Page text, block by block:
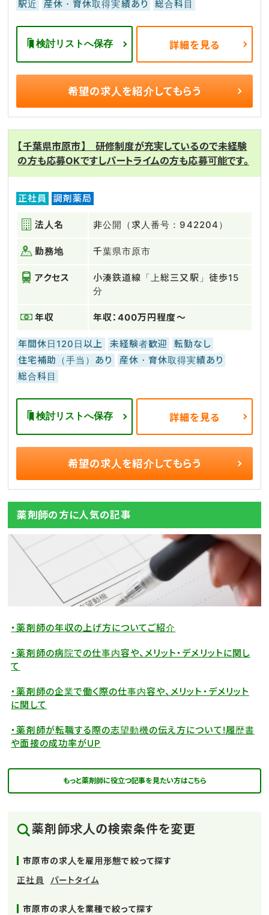
駅近 産休・育休取得実績あり 総合科目
検討リストへ保存 詳細を見る
希望の求人を紹介してもらう
【千葉県市原市】 研修制度が充実しているので未経験
の方も応募OKですしパートライムの方も応募可能です。
正社員 調剤薬局
法人名 非公開（求人番号：942204）
勤務地 千葉県市原市
アクセス
小湊鉄道線「上総三又駅」徒歩15
分
年収 年収：400万円程度～
年間休日120日以上 未経験者歓迎
転勤なし
住宅補助（手当）あり
産休・育休取得実績あり
総合科目
検討リストへ保存 詳細を見る
希望の求人を紹介してもらう
薬剤師の方に人気の記事
・薬剤師の年収の上げ方についてご紹介
・薬剤師の病院での仕事内容や、メリット・デメリットに関し
て
・薬剤師の企業で働く際の仕事内容や、メリット・デメリット
に関して
・薬剤師が転職する際の志望動機の伝え方について!履歴書
や面接の成功率がUP
もっと薬剤師に役立つ記事を見たい方はこちら
薬剤師求人の検索条件を変更
市原市の求人を雇用形態で絞って探す
正社員
パートタイム
市原市の求人を業種で絞って探す